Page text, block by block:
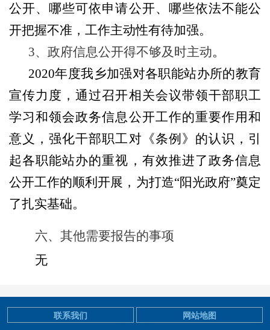
公开、哪些可依申请公开、哪些依法不能公
开把握不准，工作主动性有待加强。
3、政府信息公开得不够及时主动。
2020年度我乡加强对各职能站办所的教育
宣传力度，通过召开相关会议带领干部职工
学习和领会政务信息公开工作的重要作用和
意义，强化干部职工对《条例》的认识，引
起各职能站办的重视，有效推进了政务信息
公开工作的顺利开展，为打造“阳光政府”奠定
了扎实基础。
六、其他需要报告的事项
无
联系我们 网站地图